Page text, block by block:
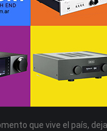
que vive el país,